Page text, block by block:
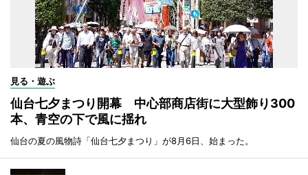
見る・遊ぶ
仙台七夕まつり開幕 中心部商店街に大型飾り300
本、青空の下で風に揺れ
仙台の夏の風物詩「仙台七夕まつり」が8月6日、始まった。